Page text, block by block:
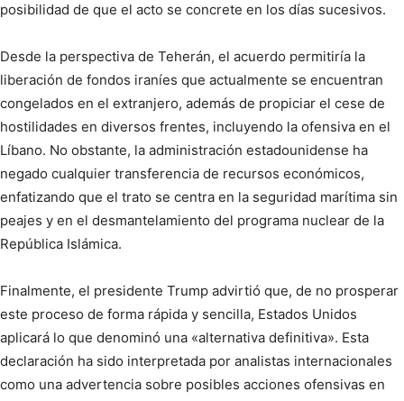
posibilidad de que el acto se concrete en los días sucesivos.
Desde la perspectiva de Teherán, el acuerdo permitiría la
liberación de fondos iraníes que actualmente se encuentran
congelados en el extranjero, además de propiciar el cese de
hostilidades en diversos frentes, incluyendo la ofensiva en el
Líbano. No obstante, la administración estadounidense ha
negado cualquier transferencia de recursos económicos,
enfatizando que el trato se centra en la seguridad marítima sin
peajes y en el desmantelamiento del programa nuclear de la
República Islámica.
Finalmente, el presidente Trump advirtió que, de no prosperar
este proceso de forma rápida y sencilla, Estados Unidos
aplicará lo que denominó una «alternativa definitiva». Esta
declaración ha sido interpretada por analistas internacionales
como una advertencia sobre posibles acciones ofensivas en